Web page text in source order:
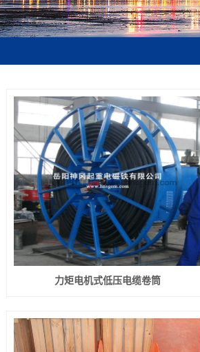
整流控制设备
永磁吸吊器
磁选设备
力矩电机式低压电缆卷筒